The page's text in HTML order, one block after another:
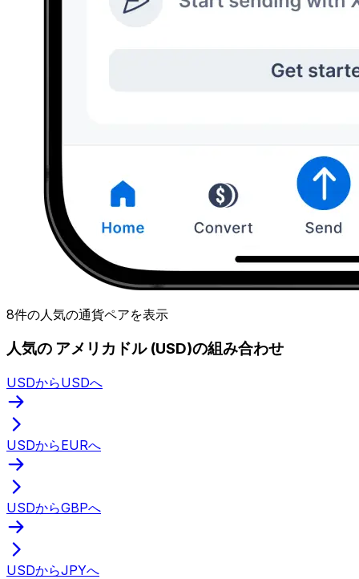
8件の人気の通貨ペアを表示
人気の アメリカドル (USD)の組み合わせ
USDからUSDへ
USDからEURへ
USDからGBPへ
USDからJPYへ